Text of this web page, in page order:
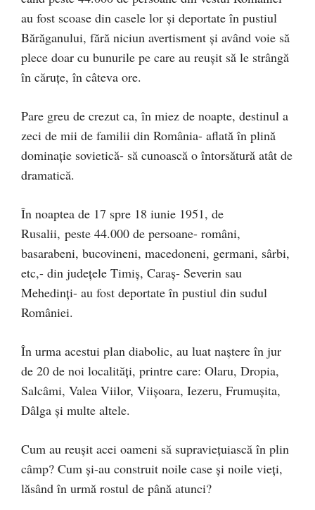
au fost scoase din casele lor și deportate în pustiul
Bărăganului, fără niciun avertisment și având voie să
plece doar cu bunurile pe care au reușit să le strângă
în căruțe, în câteva ore.
Pare greu de crezut ca, în miez de noapte, destinul a
zeci de mii de familii din România- aflată în plină
dominație sovietică- să cunoască o întorsătură atât de
dramatică.
În noaptea de 17 spre 18 iunie 1951, de
Rusalii, peste 44.000 de persoane- români,
basarabeni, bucovineni, macedoneni, germani, sârbi,
etc,- din județele Timiș, Caraș- Severin sau
Mehedinți- au fost deportate în pustiul din sudul
României.
În urma acestui plan diabolic, au luat naștere în jur
de 20 de noi localități, printre care: Olaru, Dropia,
Salcâmi, Valea Viilor, Viișoara, Iezeru, Frumușita,
Dâlga și multe altele.
Cum au reușit acei oameni să supraviețuiască în plin
câmp? Cum și-au construit noile case și noile vieți,
lăsând în urmă rostul de până atunci?